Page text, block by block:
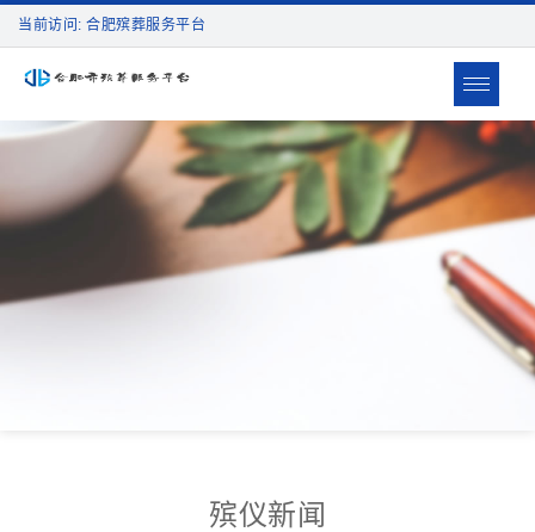
当前访问: 合肥殡葬服务平台
Toggle
殡仪新闻